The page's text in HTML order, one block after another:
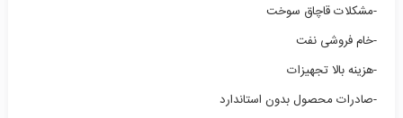
-مشکلات قاچاق سوخت
-خام فروشی نفت
-هزینه بالا تجهیزات
-صادرات محصول بدون استاندارد